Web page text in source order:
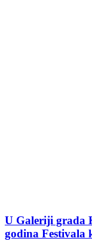
U Galeriji grada
godina Festivala